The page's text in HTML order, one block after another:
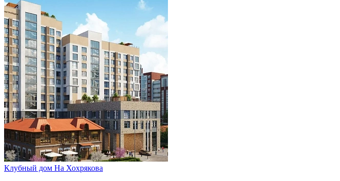
Клубный дом На Хохрякова